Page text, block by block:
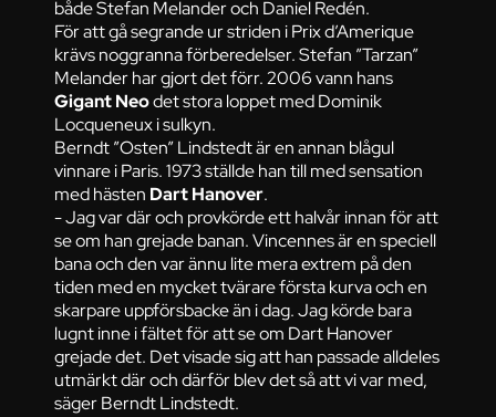
både Stefan Melander och Daniel Redén.
För att gå segrande ur striden i Prix d’Amerique
krävs noggranna förberedelser. Stefan ”Tarzan”
Melander har gjort det förr. 2006 vann hans
Gigant Neodet stora loppet med Dominik
Locqueneux i sulkyn.
Berndt ”Osten” Lindstedt är en annan blågul
vinnare i Paris. 1973 ställde han till med sensation
med hästen Dart Hanover.
- Jag var där och provkörde ett halvår innan för att
se om han grejade banan. Vincennes är en speciell
bana och den var ännu lite mera extrem på den
tiden med en mycket tvärare första kurva och en
skarpare uppförsbacke än i dag. Jag körde bara
lugnt inne i fältet för att se om Dart Hanover
grejade det. Det visade sig att han passade alldeles
utmärkt där och därför blev det så att vi var med,
säger Berndt Lindstedt.